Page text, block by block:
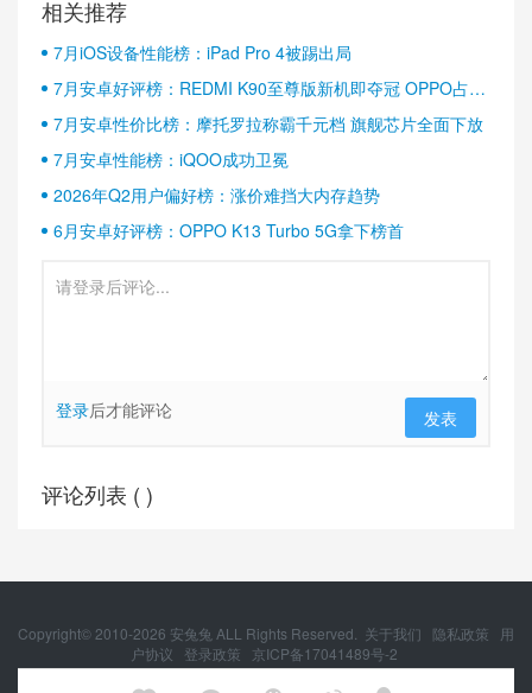
相关推荐
7月iOS设备性能榜：iPad Pro 4被踢出局
7月安卓好评榜：REDMI K90至尊版新机即夺冠 OPPO占据
半壁江山
7月安卓性价比榜：摩托罗拉称霸千元档 旗舰芯片全面下放
7月安卓性能榜：iQOO成功卫冕
2026年Q2用户偏好榜：涨价难挡大内存趋势
6月安卓好评榜：OPPO K13 Turbo 5G拿下榜首
登录后才能评论 发表
评论列表 ( )
Copyright© 2010-2026 安兔兔 ALL Rights Reserved. 关于我们 隐私政策
用
户协议
登录政策
京ICP备17041489号-2
京公网安备 11010502054377号